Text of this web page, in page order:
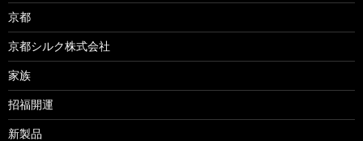
京都
京都シルク株式会社
家族
招福開運
新製品